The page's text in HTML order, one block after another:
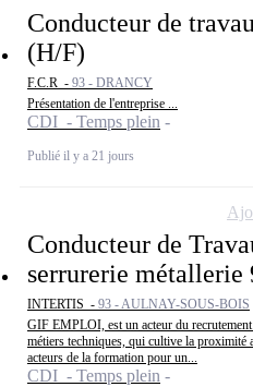
Conducteur de
(H/F)
F.C.R - 93 - DRANCY
Présentation de l'entreprise ...
CDI - Temps plein
Publié il y a 21 jours
Conducteur de
serrurerie métallerie
INTERTIS - 93 - AULNAY-SOUS-BOIS
GIF EMPLOI, est un acteur du
métiers techniques, qui cultive la proximité
acteurs de la formation pour un...
CDI - Temps plein